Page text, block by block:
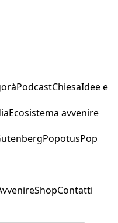
PodcastChiesaIdee e
Ecosistema avvenire
PopotusPop
ShopContatti